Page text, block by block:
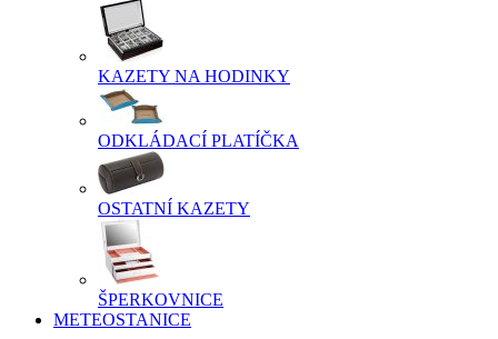
KAZETY NA HODINKY
ODKLÁDACÍ PLATÍČKA
OSTATNÍ KAZETY
ŠPERKOVNICE
METEOSTANICE